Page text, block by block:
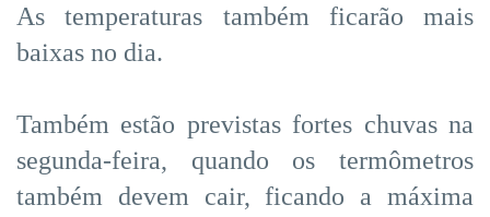
As temperaturas também ficarão mais
baixas no dia.
Também estão previstas fortes chuvas na
segunda-feira, quando os termômetros
também devem cair, ficando a máxima